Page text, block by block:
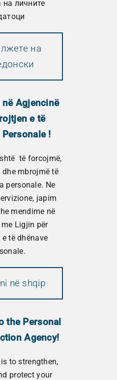
за работа на
страни, 11 MB
на личните
на
Agjencinë
e të
Personale !
të forcojmë,
mbrojmë të
personale. Ne
japim
mendime në
Ligjin për
të dhënave
në shqip
the Personal
Agency!
to strengthen,
protect your